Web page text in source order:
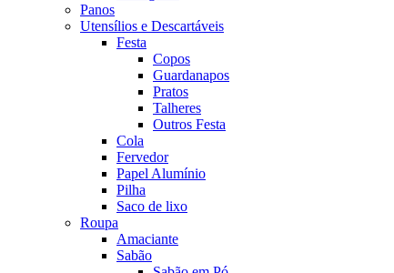
Panos
Utensílios e Descartáveis
Festa
Copos
Guardanapos
Pratos
Talheres
Outros Festa
Cola
Fervedor
Papel Alumínio
Pilha
Saco de lixo
Roupa
Amaciante
Sabão